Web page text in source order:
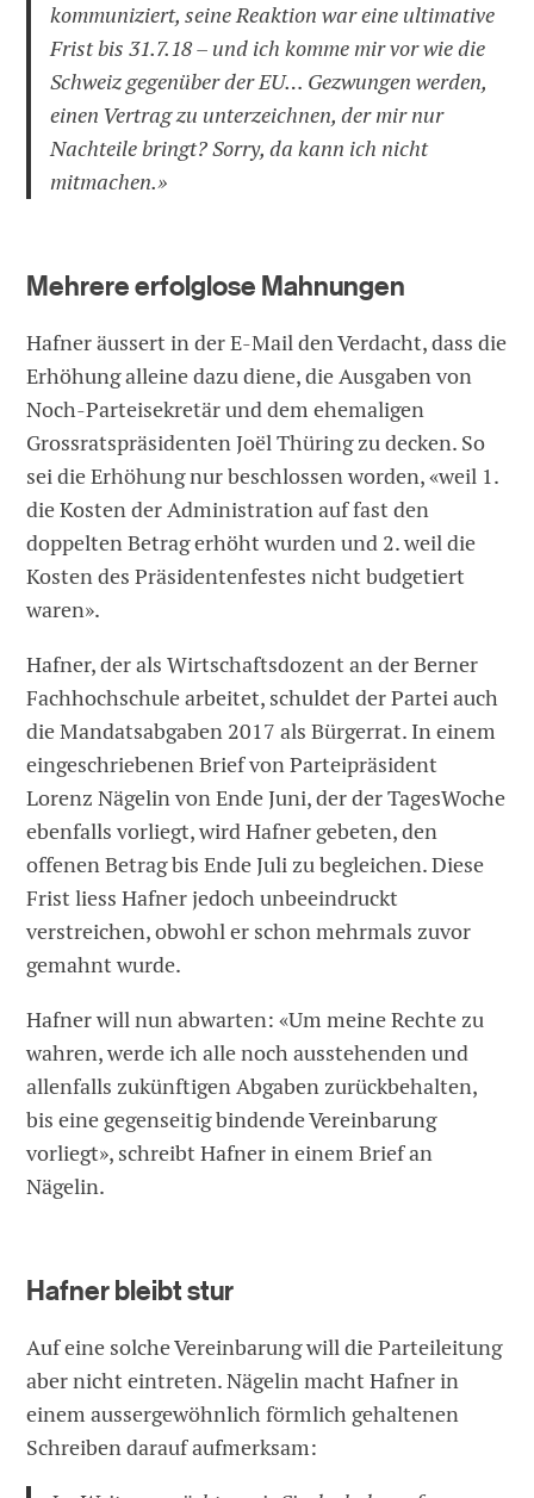
kommuniziert, seine Reaktion war eine ultimative
Frist bis 31.7.18 – und ich komme mir vor wie die
Schweiz gegenüber der EU… Gezwungen werden,
einen Vertrag zu unterzeichnen, der mir nur
Nachteile bringt? Sorry, da kann ich nicht
mitmachen.»
Mehrere erfolglose Mahnungen
Hafner äussert in der E-Mail den Verdacht, dass die
Erhöhung alleine dazu diene, die Ausgaben von
Noch-Parteisekretär und dem ehemaligen
Grossratspräsidenten Joël Thüring zu decken. So
sei die Erhöhung nur beschlossen worden, «weil 1.
die Kosten der Administration auf fast den
doppelten Betrag erhöht wurden und 2. weil die
Kosten des Präsidentenfestes nicht budgetiert
waren».
Hafner, der als Wirtschaftsdozent an der Berner
Fachhochschule arbeitet, schuldet der Partei auch
die Mandatsabgaben 2017 als Bürgerrat. In einem
eingeschriebenen Brief von Parteipräsident
Lorenz Nägelin von Ende Juni, der der TagesWoche
ebenfalls vorliegt, wird Hafner gebeten, den
offenen Betrag bis Ende Juli zu begleichen. Diese
Frist liess Hafner jedoch unbeeindruckt
verstreichen, obwohl er schon mehrmals zuvor
gemahnt wurde.
Hafner will nun abwarten: «Um meine Rechte zu
wahren, werde ich alle noch ausstehenden und
allenfalls zukünftigen Abgaben zurückbehalten,
bis eine gegenseitig bindende Vereinbarung
vorliegt», schreibt Hafner in einem Brief an
Nägelin.
Hafner bleibt stur
Auf eine solche Vereinbarung will die Parteileitung
aber nicht eintreten. Nägelin macht Hafner in
einem aussergewöhnlich förmlich gehaltenen
Schreiben darauf aufmerksam: